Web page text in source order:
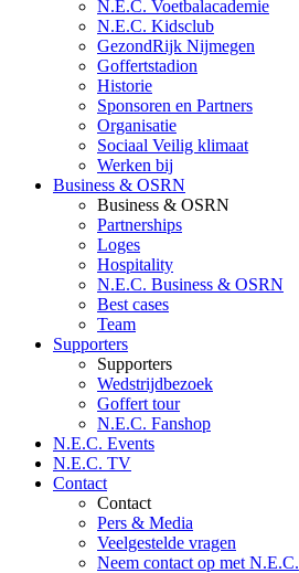
N.E.C. Voetbalacademie
N.E.C. Kidsclub
GezondRijk Nijmegen
Goffertstadion
Historie
Sponsoren en Partners
Organisatie
Sociaal Veilig klimaat
Werken bij
Business & OSRN
Business & OSRN
Partnerships
Loges
Hospitality
N.E.C. Business & OSRN
Best cases
Team
Supporters
Supporters
Wedstrijdbezoek
Goffert tour
N.E.C. Fanshop
N.E.C. Events
N.E.C. TV
Contact
Contact
Pers & Media
Veelgestelde vragen
Neem contact op met N.E.C.